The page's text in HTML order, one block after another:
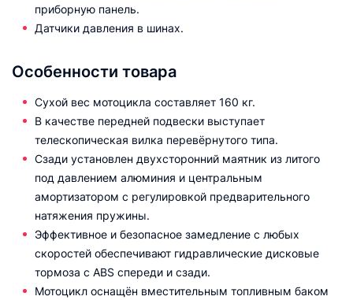
приборную панель.
Датчики давления в шинах.
Особенности товара
Сухой вес мотоцикла составляет 160 кг.
В качестве передней подвески выступает
телескопическая вилка перевёрнутого типа.
Сзади установлен двухсторонний маятник из литого
под давлением алюминия и центральным
амортизатором с регулировкой предварительного
натяжения пружины.
Эффективное и безопасное замедление с любых
скоростей обеспечивают гидравлические дисковые
тормоза с ABS спереди и сзади.
Мотоцикл оснащён вместительным топливным баком